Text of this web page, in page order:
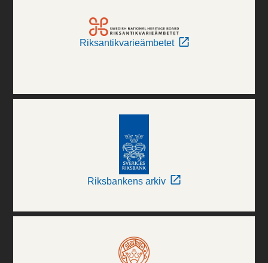
Riksantikvarieämbetet
Riksbankens arkiv